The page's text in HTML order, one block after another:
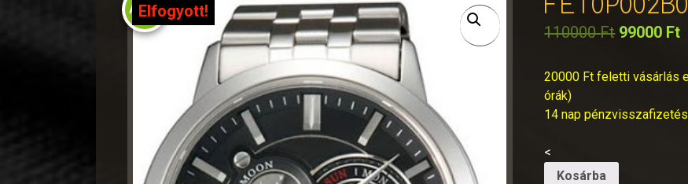
Akció!
Elfogyott! FET0P002B0
110000Ft 99000 Ft
20000 Ft feletti vásárlás
órák)
14 nap
<
Kosárba